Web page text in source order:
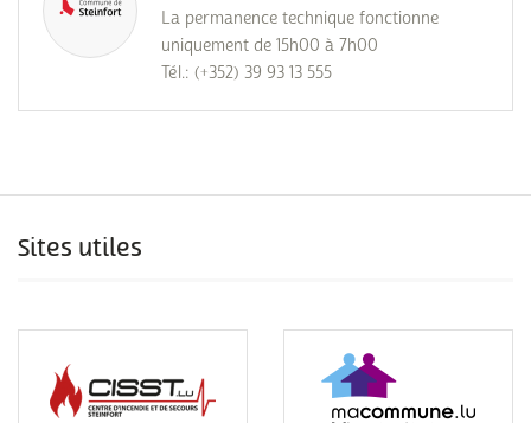
La permanence technique fonctionne
uniquement de 15h00 à 7h00
Tél.: (+352) 39 93 13 555
Sites utiles